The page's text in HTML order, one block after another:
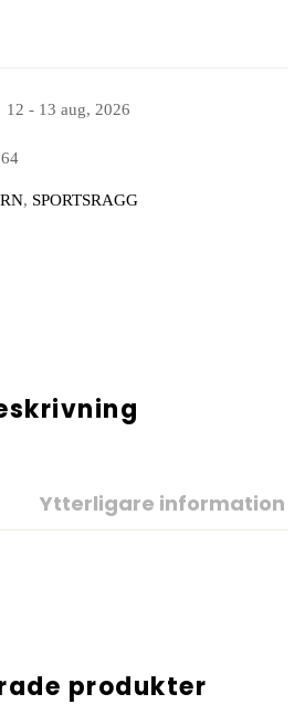
12 - 13 aug, 2026
, SPORTSRAGG
Ytterligare information
produkter